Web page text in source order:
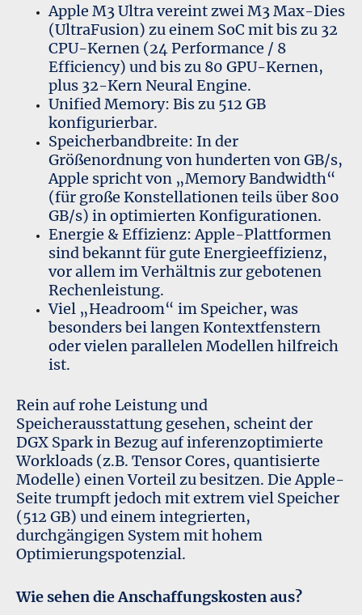
Apple M3 Ultra vereint zwei M3 Max-Dies
(UltraFusion) zu einem SoC mit bis zu 32
CPU-Kernen (24 Performance / 8
Efficiency) und bis zu 80 GPU-Kernen,
plus 32-Kern Neural Engine.
Unified Memory: Bis zu 512 GB
konfigurierbar.
Speicherbandbreite: In der
Größenordnung von hunderten von GB/s,
Apple spricht von „Memory Bandwidth“
(für große Konstellationen teils über 800
GB/s) in optimierten Konfigurationen.
Energie & Effizienz: Apple-Plattformen
sind bekannt für gute Energieeffizienz,
vor allem im Verhältnis zur gebotenen
Rechenleistung.
Viel „Headroom“ im Speicher, was
besonders bei langen Kontextfenstern
oder vielen parallelen Modellen hilfreich
ist.
Rein auf rohe Leistung und
Speicherausstattung gesehen, scheint der
DGX Spark in Bezug auf inferenzoptimierte
Workloads (z.B. Tensor Cores, quantisierte
Modelle) einen Vorteil zu besitzen. Die Apple-
Seite trumpft jedoch mit extrem viel Speicher
(512 GB) und einem integrierten,
durchgängigen System mit hohem
Optimierungspotenzial.
Wie sehen die Anschaffungskosten aus?